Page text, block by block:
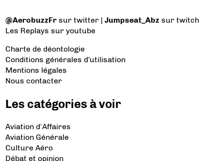
@AerobuzzFr sur twitter |Jumpseat_Abz sur twitch
Les Replays sur youtube
Charte de déontologie
Conditions générales d'utilisation
Mentions légales
Nous contacter
Les catégories à voir
Aviation d’Affaires
Aviation Générale
Culture Aéro
Débat et opinion